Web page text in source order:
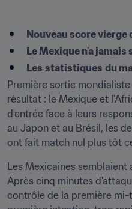
Nouveau score vierge
Le Mexique n'a
Les statistiques du
Première sortie
résultat : le Mexique et
d'entrée face à leurs
au Japon et au Brésil, les
ont fait match nul plus tôt
Les Mexicaines
Après cinq minutes
contrôle de la première mi-